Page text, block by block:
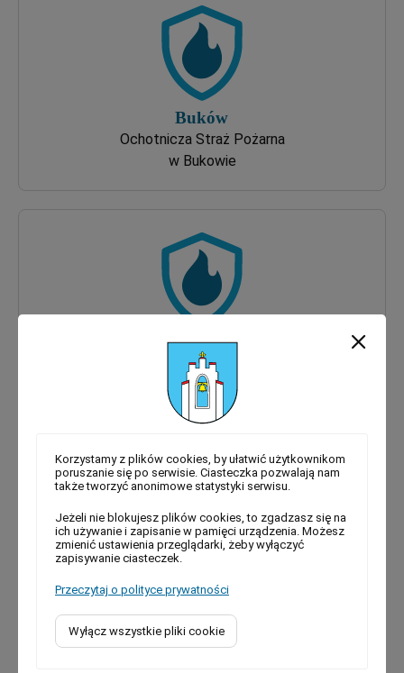
Ochotnicza Straż Pożarna
w Bukowie
Ochotnicza Straż Pożarna
w Konarach
Ochotnicza Straż Pożarna
we Włosani
Korzystamy z plików cookies, by ułatwić użytkownikom
poruszanie się po serwisie. Ciasteczka pozwalają nam
także tworzyć anonimowe statystyki serwisu.
Jeżeli nie blokujesz plików cookies, to zgadzasz się na
ich używanie i zapisanie w pamięci urządzenia. Możesz
zmienić ustawienia przeglądarki, żeby wyłączyć
zapisywanie ciasteczek.
Przeczytaj o polityce prywatności
Wyłącz wszystkie pliki cookie